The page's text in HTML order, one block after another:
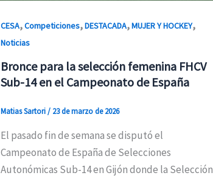
CESA,Competiciones,DESTACADA,MUJER Y HOCKEY,
Noticias
Bronce para la selección femenina FHCV
Sub-14 en el Campeonato de España
Matias Sartori/ 23 de marzo de 2026
El pasado fin de semana se disputó el
Campeonato de España de Selecciones
Autonómicas Sub-14 en Gijón donde la Selección